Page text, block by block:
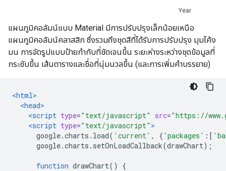
แผนภูมิคอลัมน์แบบ Material มีการปรับปรุงเล็กน้อยเหนือ
แผนภูมิคอลัมน์คลาสสิก ซึ่งรวมถึงชุดสีที่ได้รับการปรับปรุง มุมโค้ง
มน การจัดรูปแบบป้ายกำกับที่ชัดเจนขึ้น ระยะห่างระหว่างชุดข้อมูลที่
กระชับขึ้น เส้นตารางและชื่อที่นุ่มนวลขึ้น (และการเพิ่มคำบรรยาย)
<html>
<head>
<script type="text/javascript" src="https://
<script type="text/javascript" >
google.charts . load( 'current' , { 'packages' :[
google.charts . setOnLoadCallback(drawChart);
function drawChart()
{